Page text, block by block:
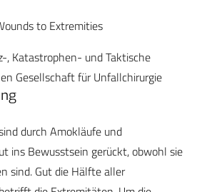
to Extremities
, Katastrophen- und Taktische
Gesellschaft für Unfallchirurgie
durch Amokläufe und
ins Bewusstsein gerückt, obwohl sie
sind. Gut die Hälfte aller